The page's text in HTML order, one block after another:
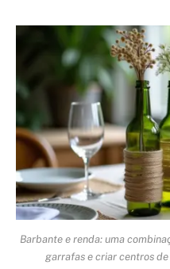
Barbante e renda: uma
garrafas e criar centros de